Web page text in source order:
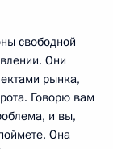
свободной
Они
рынка,
Говорю вам
и вы,
Она